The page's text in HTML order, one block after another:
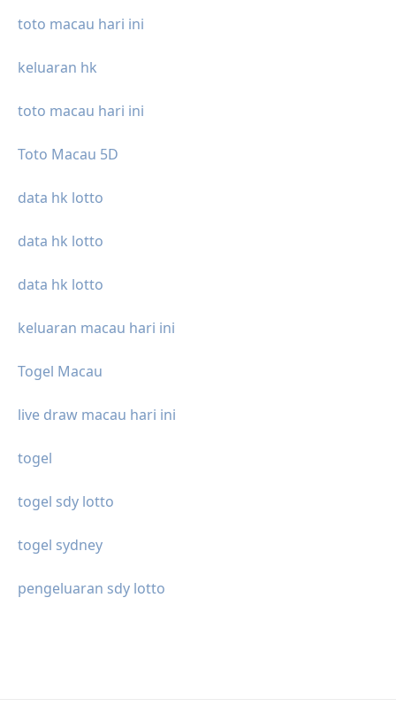
toto macau hari ini
keluaran hk
toto macau hari ini
Toto Macau 5D
data hk lotto
data hk lotto
data hk lotto
keluaran macau hari ini
Togel Macau
live draw macau hari ini
togel
togel sdy lotto
togel sydney
pengeluaran sdy lotto